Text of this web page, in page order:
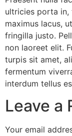
ultricies porta in,
maximus lacus,
fringilla justo.
non laoreet elit.
turpis sit amet,
fermentum
interdum tellus
Leave a
Your email